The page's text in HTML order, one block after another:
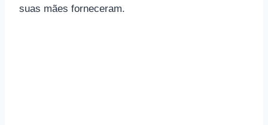
suas mães forneceram.